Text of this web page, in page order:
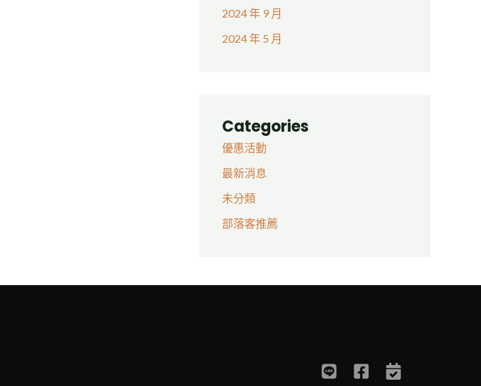
2024 年 9 月
2024 年 5 月
Categories
優惠活動
最新消息
未分類
部落客推薦